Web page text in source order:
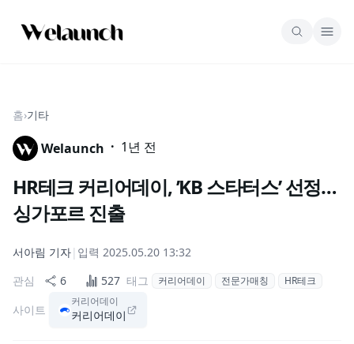
홈›기타
Welaunch · 1년 전
HR테크 커리어데이, ’KB 스타터스’ 선정…
싱가포르 진출
서아림 기자| 입력 2025.05.20 13:32
관심
6 527 태그 커리어데이 전문가매칭 HR테크
사이트
커리어데이
커리어데이